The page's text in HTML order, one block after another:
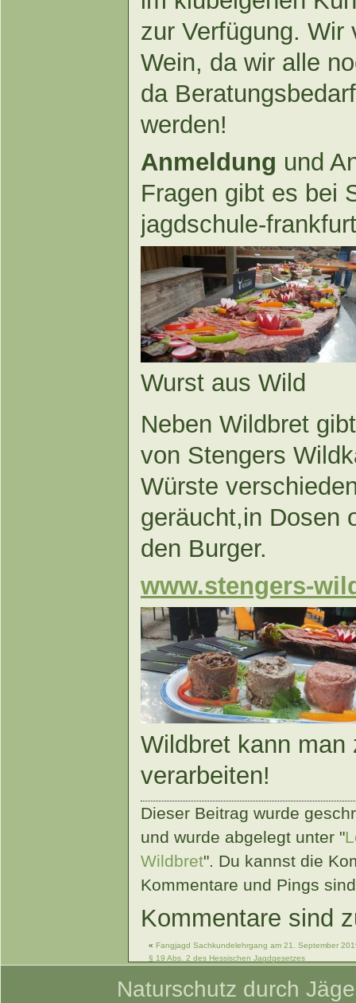
zur Verfügung.
Wein, da wir alle
da
werden!
Anmeldung und
Fragen gibt es bei
jagdschule-
Wurst aus Wild
Neben Wildbret
von Stengers
Würste
geräucht,in Dosen
den Burger.
www.stengers-
Wildbret kann
verarbeiten!
Dieser Beitrag wurde
und wurde abgelegt unter "
Wildbret". Du kannst die
Kommentare und Pings
Kommentare sind
« Fangjagd Sachkundelehrgang am 21. September
§ 19 Abs. 2 des Hessischen Jagdgesetzes
Naturschutz durch